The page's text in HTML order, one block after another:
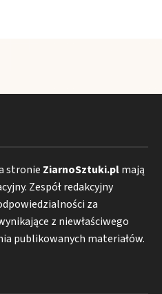
stronie ZiarnoSztuki.plmają
Zespół redakcyjny
za
z niewłaściwego
publikowanych materiałów.